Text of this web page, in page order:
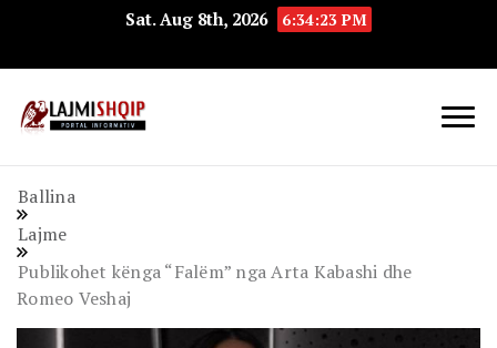
Sat. Aug 8th, 2026 6:34:24 PM
Ballina
Lajme
Publikohet kënga “Falëm” nga Arta Kabashi dhe
Romeo Veshaj